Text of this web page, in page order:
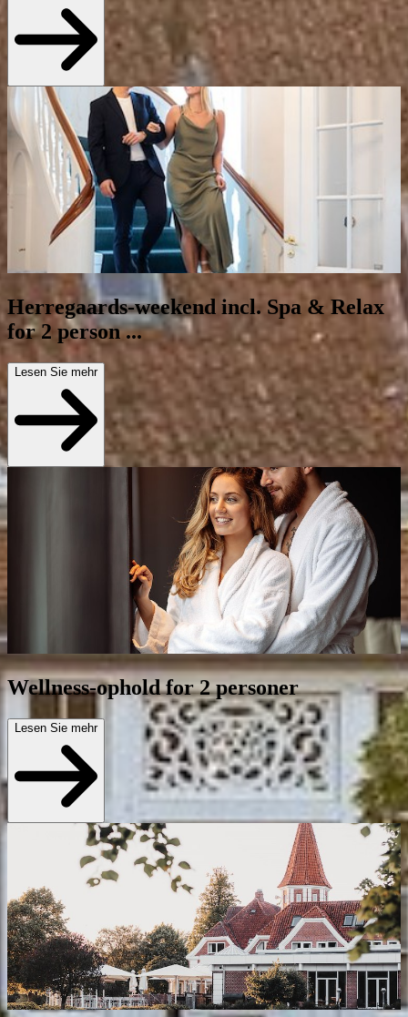
Herregaards-weekend incl. Spa & Relax
for 2 person ...
Lesen Sie mehr
Wellness-ophold for 2 personer
Lesen Sie mehr